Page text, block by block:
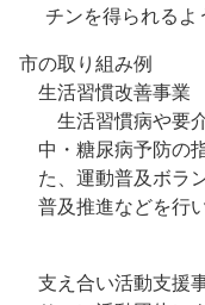
チンを得られるよ
市の取り組み例
生活習慣改善事業
生活習慣病や要
中・糖尿病予防の
た、運動普及ボラ
普及推進などを行
支え合い活動支援